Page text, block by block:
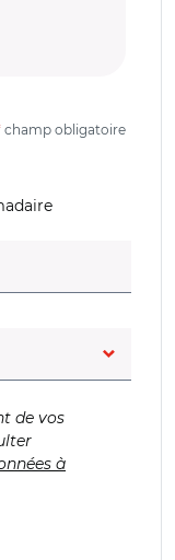
champ obligatoire
de vos
à